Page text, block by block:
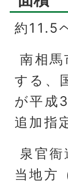
約11.5
南相
する、
が平成
追加指
泉官
当地方